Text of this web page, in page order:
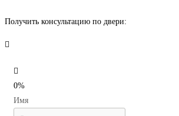
Получить консультацию по двери:
0%
Имя